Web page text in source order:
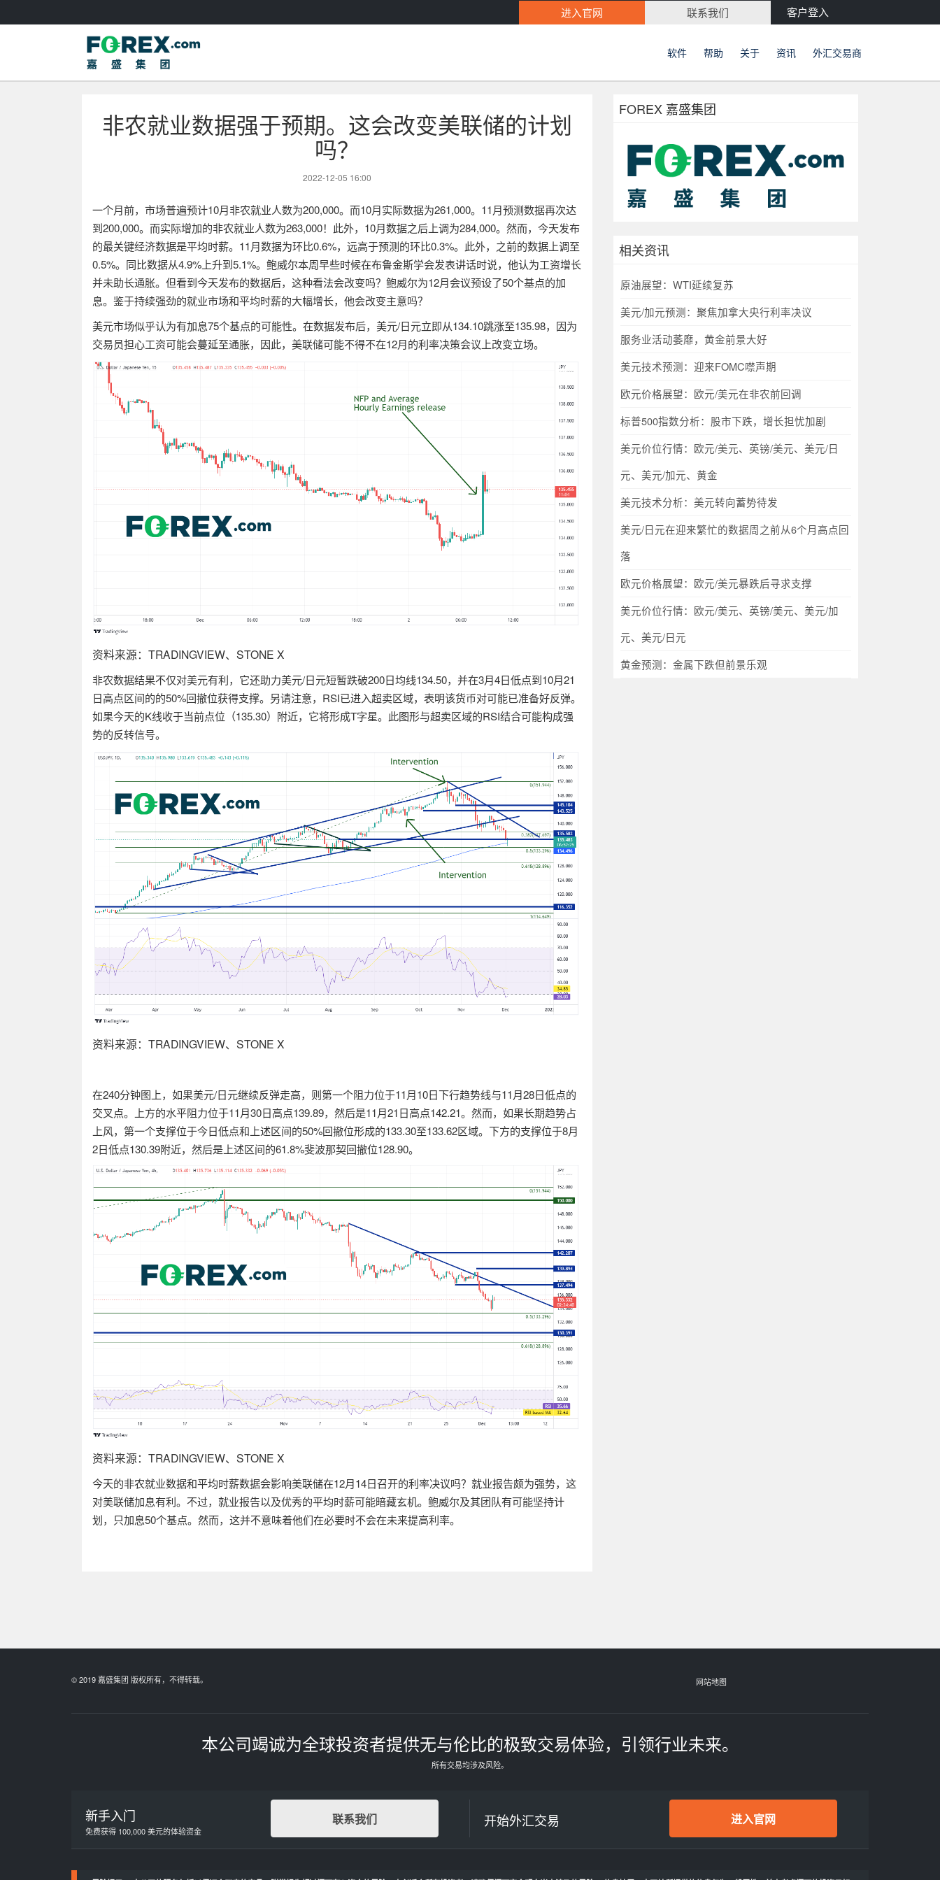
进入官网 联系我们 客户登入
软件 帮助 关于 资讯 外汇交易商
非农就业数据强于预期。这会改变美联储的计划
吗？
2022-12-05 16:00
一个月前，市场普遍预计10月非农就业人数为200,000。而10月实际数据为261,000。 11月预测数据再次达
到200,000。而实际增加的非农就业人数为263,000！此外， 10月数据之后上调为284,000。然而，今天发布
的最关键经济数据是平均时薪。 11月数据为环比0.6%，远高于预测的环比0.3%。此外，之前的数据上调至
0.5%。同比数据从4.9% 上升到5.1%。鲍威尔本周早些时候在布鲁金斯学会发表讲话时说，他认为工资增长
并未助长通胀。但看到今天发布的数据后，这种看法会改变吗？鲍威尔为12月会议预设了50个基点的加
息。鉴于持续强劲的就业市场和平均时薪的大幅增长，他会改变主意吗？
美元市场似乎认为有加息75个基点的可能性。在数据发布后，美元/日元立即从134.10跳涨至135.98，因为
交易员担心工资可能会蔓延至通胀，因此，美联储可能不得不在12月的利率决策会议上改变立场。
资料来源： TRADINGVIEW、 STONE X
非农数据结果不仅对美元有利，它还助力美元/日元短暂跌破200日均线134.50，并在3月4日低点到10月21
日高点区间的的50%回撤位获得支撑。另请注意， RSI已进入超卖区域，表明该货币对可能已准备好反弹。
如果今天的K线收于当前点位（135.30）附近，它将形成T字星。此图形与超卖区域的RSI结合可能构成强
势的反转信号。
资料来源： TRADINGVIEW、 STONE X
在240分钟图上，如果美元/日元继续反弹走高，则第一个阻力位于11月10日下行趋势线与11月28日低点的
交叉点。上方的水平阻力位于11月30日高点139.89，然后是11月21日高点142.21。然而，如果长期趋势占
上风，第一个支撑位于今日低点和上述区间的50%回撤位形成的133.30至133.62区域。下方的支撑位于8月
2日低点130.39附近，然后是上述区间的61.8%斐波那契回撤位128.90。
资料来源： TRADINGVIEW、 STONE X
今天的非农就业数据和平均时薪数据会影响美联储在12月14日召开的利率决议吗？就业报告颇为强势，这
对美联储加息有利。不过，就业报告以及优秀的平均时薪可能暗藏玄机。鲍威尔及其团队有可能坚持计
划，只加息50个基点。然而，这并不意味着他们在必要时不会在未来提高利率。
FOREX 嘉盛集团
相关资讯
原油展望：WTI延续复苏
美元/加元预测：聚焦加拿大央行利率决议
服务业活动萎靡，黄金前景大好
美元技术预测：迎来FOMC噤声期
欧元价格展望：欧元/美元在非农前回调
标普500指数分析：股市下跌，增长担忧加剧
美元价位行情：欧元/美元、英镑/美元、美元/日
元、美元/加元、黄金
美元技术分析：美元转向蓄势待发
美元/日元在迎来繁忙的数据周之前从6个月高点回
落
欧元价格展望：欧元/美元暴跌后寻求支撑
美元价位行情：欧元/美元、英镑/美元、美元/加
元、美元/日元
黄金预测：金属下跌但前景乐观
© 2019 嘉盛集团 版权所有，不得转载。 网站地图
本公司竭诚为全球投资者提供无与伦比的极致交易体验，引领行业未来。
所有交易均涉及风险。
新手入门
免费获得 100,000 美元的体验资金
联系我们 开始外汇交易 进入官网